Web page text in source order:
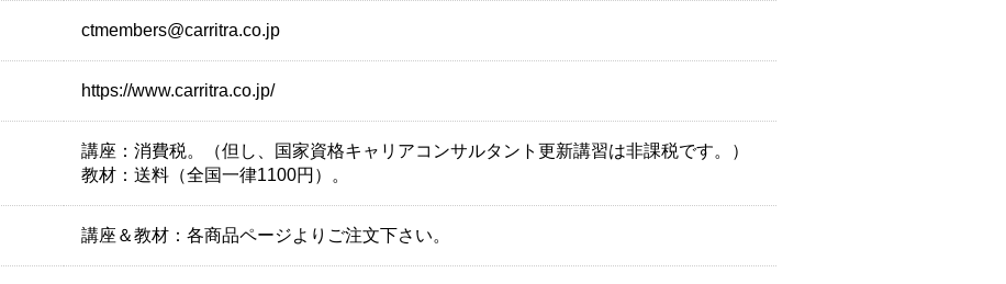
ctmembers@carritra.co.jp
https://www.carritra.co.jp/
講座：消費税。（但し、国家資格キャリアコンサルタント更新講習は非課税です。）
教材：送料（全国一律1100円）。
講座＆教材：各商品ページよりご注文下さい。